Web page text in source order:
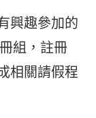
興趣參加的
組，註冊
相關請假程